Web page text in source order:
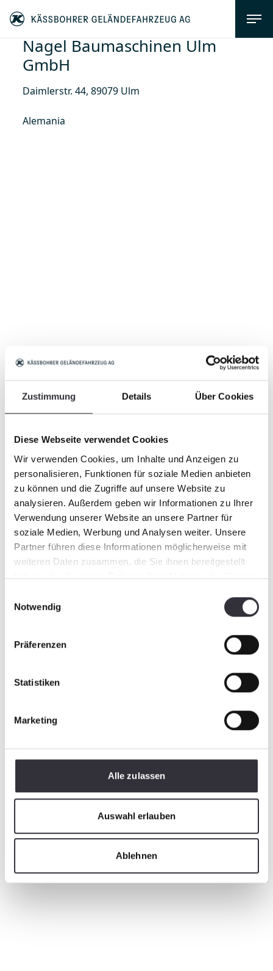
Zustimmung Details Über Cookies
Diese Webseite verwendet Cookies
Wir verwenden Cookies, um Inhalte und Anzeigen zu
personalisieren, Funktionen für soziale Medien anbieten
zu können und die Zugriffe auf unsere Website zu
analysieren. Außerdem geben wir Informationen zu Ihrer
Verwendung unserer Website an unsere Partner für
soziale Medien, Werbung und Analysen weiter. Unsere
Partner führen diese Informationen möglicherweise mit
weiteren Daten zusammen, die Sie ihnen bereitgestellt
haben oder die sie im Rahmen Ihrer Nutzung der Dienste
Notwendig
Präferenzen
Statistiken
Marketing
Alle zulassen
Auswahl erlauben
Ablehnen
Nagel Baumaschinen Ulm
GmbH
Daimlerstr. 44, 89079 Ulm
Alemania